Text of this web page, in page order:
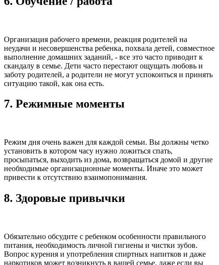
Организация рабочего времени, реакция родителей на
неудачи и несовершенства ребенка, похвала детей, совместное
выполнение домашних заданий, - все это часто приводит к
скандалу в семье. Дети часто перестают ощущать любовь и
заботу родителей, а родители не могут успокоиться и принять
ситуацию такой, как она есть.
7. Режимные моменты
Режим дня очень важен для каждой семьи. Вы должны четко
установить в котором часу нужно ложиться спать,
просыпаться, выходить из дома, возвращаться домой и другие
необходимые организационные моменты. Иначе это может
привести к отсутствию взаимопонимания.
8. Здоровые привычки
Обязательно обсудите с ребенком особенности правильного
питания, необходимость личной гигиены и чистки зубов.
Вопрос курения и употребления спиртных напитков и даже
наркотиков может возникнуть в вашей семье, даже если вы